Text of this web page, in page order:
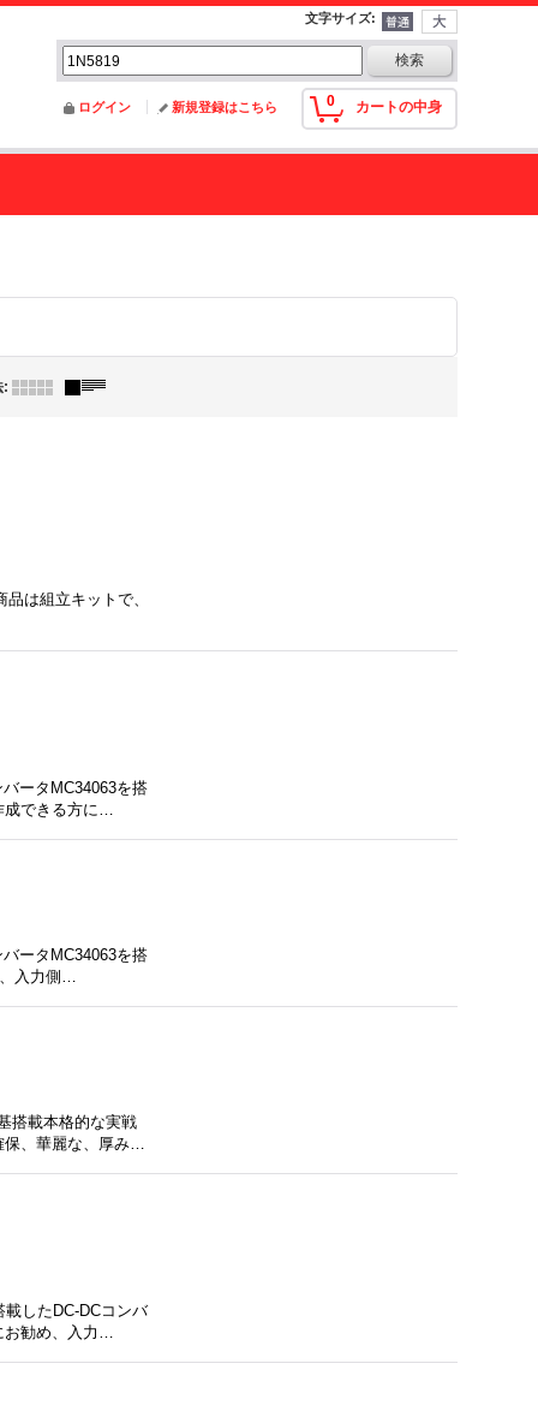
文字サイズ:
0 カートの中身
ログイン 新規登録はこちら
:
は組立キットで、
ータMC34063を搭
成できる方に…
ータMC34063を搭
入力側…
搭載本格的な実戦
保、華麗な、厚み…
したDC-DCコンバ
お勧め、入力…